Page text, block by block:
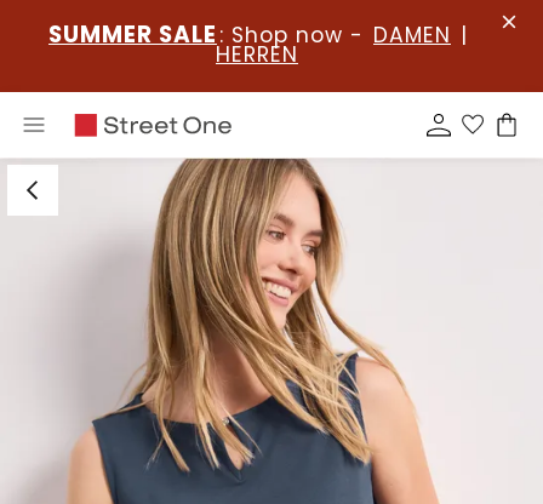
SUMMER SALE : Shop now - DAMEN |
HERREN